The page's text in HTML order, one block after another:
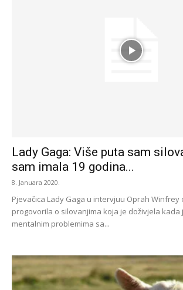
Lady Gaga: Više puta sam
sam imala 19 godina...
8. Januara 2020.
Pjevačica Lady Gaga u intervjuu Oprah Winfrey
progovorila o silovanjima koja je doživjela kada
mentalnim problemima sa...